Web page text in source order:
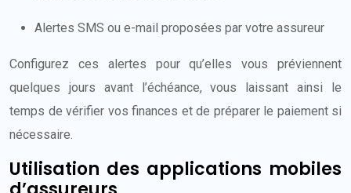
Alertes SMS ou e-mail proposées par votre assureur
Configurez ces alertes pour qu’elles vous préviennent
quelques jours avant l’échéance, vous laissant ainsi le
temps de vérifier vos finances et de préparer le paiement si
nécessaire.
Utilisation des applications mobiles